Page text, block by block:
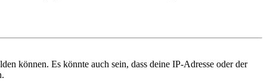
können. Es könnte auch sein, dass deine IP-Adresse oder der